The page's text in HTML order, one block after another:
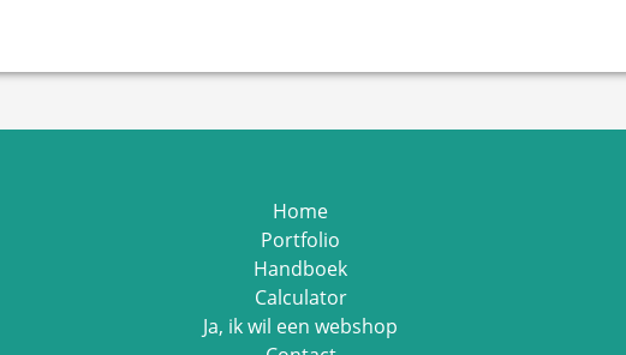
Home
Portfolio
Handboek
Calculator
Ja, ik wil een webshop